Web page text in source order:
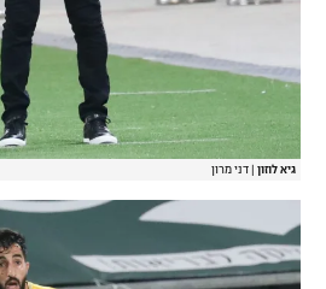
גיא לוזון דני מרון